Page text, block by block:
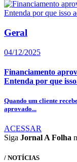
Geral
04/12/2025
Financiamento
Entenda por que
Quando um cliente
aprovado...
ACESSAR
Siga Jornal A Folha
/ NOTÍCIAS